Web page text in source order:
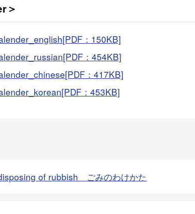
＞
：150KB]
：454KB]
：417KB]
：453KB]
of rubbish ごみのわけかた